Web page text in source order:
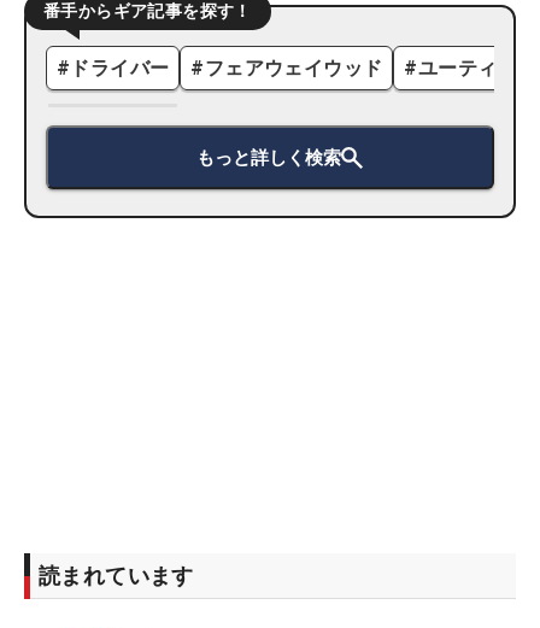
番手からギア記事を探す！
# ドライバー #フェアウェイウッド #ユーティリ
もっと詳しく検索
読まれています